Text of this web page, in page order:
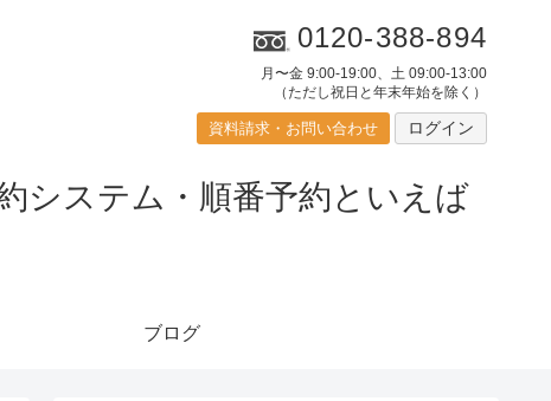
0120-388-894
月〜金 9:00-19:00、土 09:00-13:00
（ただし祝日と年末年始を除く）
資料請求・お問い合わせ ログイン
ブログ